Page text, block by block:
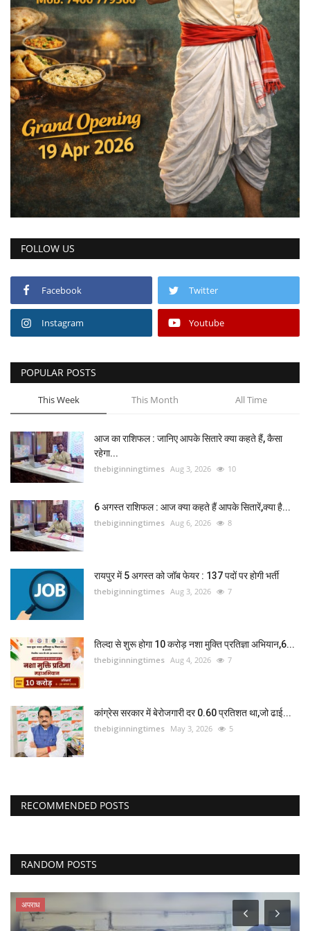
FOLLOW US
Facebook Twitter
Instagram Youtube
POPULAR POSTS
This Week This Month All Time
आज का राशिफल : जानिए आपके सितारे क्या कहते हैं, कैसा
रहेगा...
thebiginningtimes Aug 3, 2026 10
6 अगस्त राशिफल : आज क्या कहते हैं आपके सितारें,क्या है...
thebiginningtimes Aug 6, 2026 8
रायपुर में 5 अगस्त को जॉब फेयर : 137 पदों पर होगी भर्ती
thebiginningtimes Aug 3, 2026 7
तिल्दा से शुरू होगा 10 करोड़ नशा मुक्ति प्रतिज्ञा अभियान,6...
thebiginningtimes Aug 4, 2026 7
कांग्रेस सरकार में बेरोजगारी दर 0.60 प्रतिशत था,जो ढाई...
thebiginningtimes May 3, 2026 5
RECOMMENDED POSTS
RANDOM POSTS
देश